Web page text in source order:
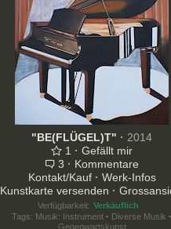
"BE(FLÜGEL)T" · 2014
1 · Gefällt mir
3 · Kommentare
Kontakt/Kauf · Werk-Infos
Kunstkarte versenden ·
Verfügbarkeit: Verkäuflich
Tags: Musik: Instrument · Diverse Musik
Gegenwartskunst